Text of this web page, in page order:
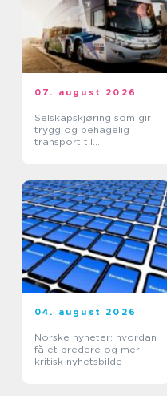
07. august 2026
Selskapskjøring som gir
trygg og behagelig
transport til
04. august 2026
Norske nyheter: hvordan
få et bredere og mer
kritisk nyhetsbilde